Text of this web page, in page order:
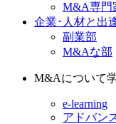
M&A専門
企業･人材と出
副業部
M&Aな部
M&Aについて
e-learning
アドバン